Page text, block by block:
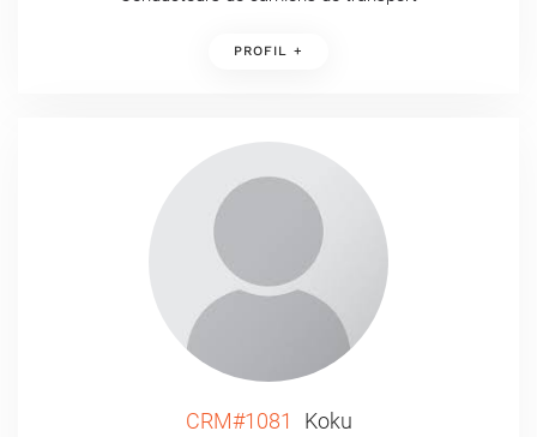
PROFIL +
CRM#1081 Koku